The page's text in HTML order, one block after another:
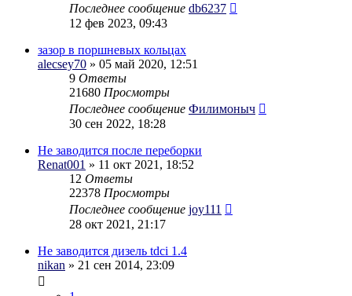
Последнее сообщение db6237
12 фев 2023, 09:43
зазор в поршневых кольцах
alecsey70 » 05 май 2020, 12:51
9 Ответы
21680 Просмотры
Последнее сообщение Филимоныч
30 сен 2022, 18:28
Не заводится после переборки
Renat001 » 11 окт 2021, 18:52
12 Ответы
22378 Просмотры
Последнее сообщение joy111
28 окт 2021, 21:17
Не заводится дизель tdci 1.4
nikan » 21 сен 2014, 23:09